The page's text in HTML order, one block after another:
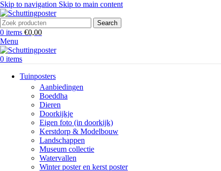
Skip to navigation Skip to main content
Search
0 items €0,00
Menu
0 items
Tuinposters
Aanbiedingen
Boeddha
Dieren
Doorkijkje
Eigen foto (in doorkijk)
Kerstdorp & Modelbouw
Landschappen
Museum collectie
Watervallen
Winter poster en kerst poster